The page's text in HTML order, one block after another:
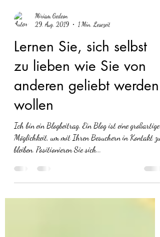
29. Aug. 2019
1 Min. Lesezeit
Lernen Sie, sich selbst
zu lieben wie Sie von
anderen geliebt werden
wollen
Ich bin ein Blogbeitrag. Ein Blog ist eine großartige
bleiben. Positionieren Sie sich...